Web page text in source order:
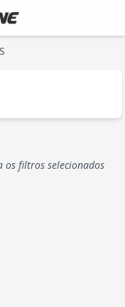
os filtros selecionados